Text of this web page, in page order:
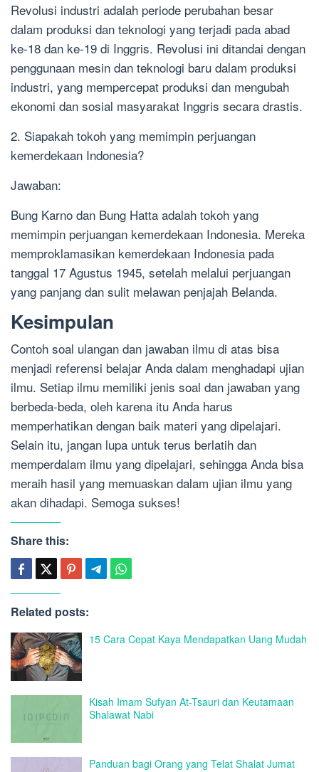
Revolusi industri adalah periode perubahan besar
dalam produksi dan teknologi yang terjadi pada abad
ke-18 dan ke-19 di Inggris. Revolusi ini ditandai dengan
penggunaan mesin dan teknologi baru dalam produksi
industri, yang mempercepat produksi dan mengubah
ekonomi dan sosial masyarakat Inggris secara drastis.
2. Siapakah tokoh yang memimpin perjuangan
kemerdekaan Indonesia?
Jawaban:
Bung Karno dan Bung Hatta adalah tokoh yang
memimpin perjuangan kemerdekaan Indonesia. Mereka
memproklamasikan kemerdekaan Indonesia pada
tanggal 17 Agustus 1945, setelah melalui perjuangan
yang panjang dan sulit melawan penjajah Belanda.
Kesimpulan
Contoh soal ulangan dan jawaban ilmu di atas bisa
menjadi referensi belajar Anda dalam menghadapi ujian
ilmu. Setiap ilmu memiliki jenis soal dan jawaban yang
berbeda-beda, oleh karena itu Anda harus
memperhatikan dengan baik materi yang dipelajari.
Selain itu, jangan lupa untuk terus berlatih dan
memperdalam ilmu yang dipelajari, sehingga Anda bisa
meraih hasil yang memuaskan dalam ujian ilmu yang
akan dihadapi. Semoga sukses!
Share this:
Related posts:
15 Cara Cepat Kaya Mendapatkan Uang Mudah
Kisah Imam Sufyan At-Tsauri dan Keutamaan
Shalawat Nabi
Panduan bagi Orang yang Telat Shalat Jumat